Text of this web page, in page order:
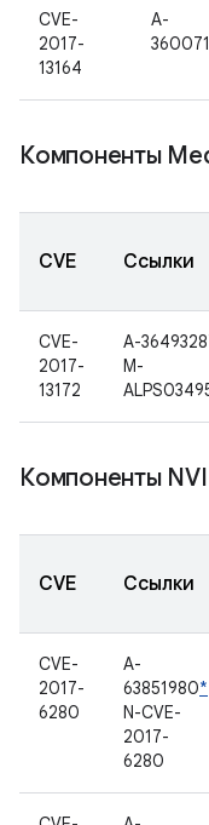
CVE-
2017-
13164
A-
Компоненты
CVE Ссылки
CVE-
2017-
13172
A-
M-
Компоненты
CVE Ссылки
CVE-
2017-
6280
A-
63851980*
N-CVE-
2017-
6280